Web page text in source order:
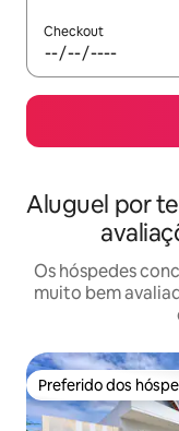
Checkout
Aluguel por
Os hóspedes
muito bem
Preferido dos
Preferido dos